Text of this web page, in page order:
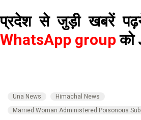
प्रदेश से जुड़ी खबरें
WhatsApp groupको
Una News
Himachal News
Married Woman Administered Poisonous